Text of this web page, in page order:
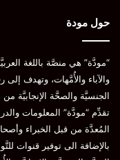
حول مودة
“مودَّة” هي منصَّة باللغة
والآباء والأُمَّهات، وتهدف
الجنسيَّة والصحَّة الإنجابيَّة
تقدِّم “مودَّة” المعلومات
المُعدَّة من قبل الخبراء
بالإضافة الى توفير قنوات